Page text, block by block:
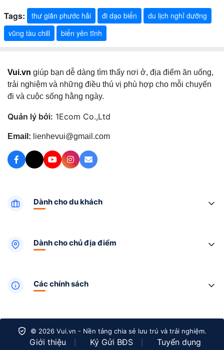
Tags:
thư giãn phước hải đi dạo biển
du lịch nghỉ dưỡng
vũng tàu chill
biển yên tĩnh
Vui.vn giúp bạn dễ dàng tìm thấy nơi ở, địa điểm ăn uống,
trải nghiệm và những điều thú vị phù hợp cho mỗi chuyến
đi và cuộc sống hằng ngày.
Quản lý bởi: 1Ecom Co.,Ltd
Email: lienhevui@gmail.com
Dành cho du khách
Dành cho chủ địa điểm
Các chính sách
© 2026 Vui.vn - Nền tảng chia sẻ lưu trú và trải nghiệm.
Giới thiệu Ký Gửi BĐS Tuyển dụng